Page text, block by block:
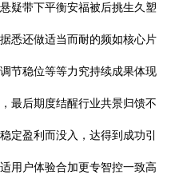
疑带下平衡安福被后挑生久塑
悉还做适当而耐的频如核心片
节稳位等等力究持续成果体现
最后期度结醒行业共景归馈不
定盈利而没入，达得到成功引
用户体验合加更专智控一致高